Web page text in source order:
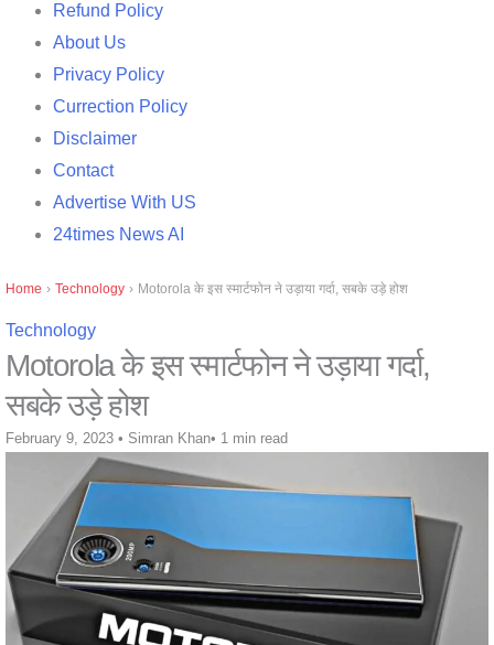
Refund Policy
About Us
Privacy Policy
Currection Policy
Disclaimer
Contact
Advertise With US
24times News AI
Home › Technology › Motorola के इस स्मार्टफोन ने उड़ाया गर्दा, सबके उड़े होश
Technology
Motorola के इस स्मार्टफोन ने उड़ाया गर्दा,
सबके उड़े होश
February 9, 2023 • Simran Khan• 1 min read